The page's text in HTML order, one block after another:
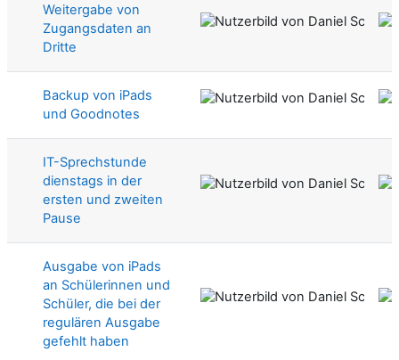
Weitergabe von
Zugangsdaten an
Dritte
Backup von iPads
und Goodnotes
IT-Sprechstunde
dienstags in der
ersten und zweiten
Pause
Ausgabe von iPads
an Schülerinnen und
Schüler, die bei der
regulären Ausgabe
gefehlt haben